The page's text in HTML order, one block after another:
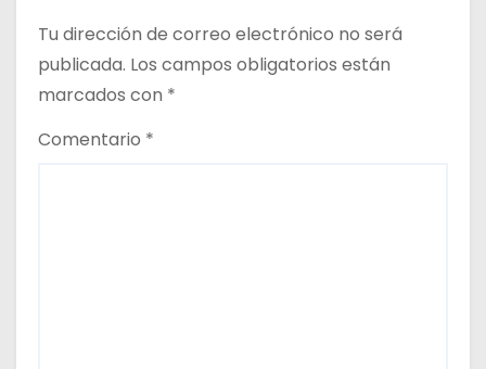
t
r
a
d
Tu dirección de correo electrónico no será
publicada. Los campos obligatorios están
marcados con *
Comentario *